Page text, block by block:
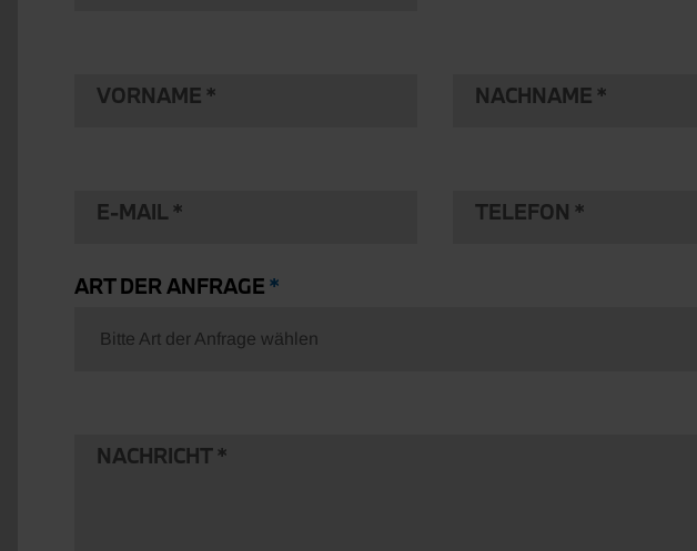
VORNAME NACHNAME
E-MAIL TELEFON
ART DER ANFRAGE
Bitte Art der Anfrage wählen
NACHRICHT